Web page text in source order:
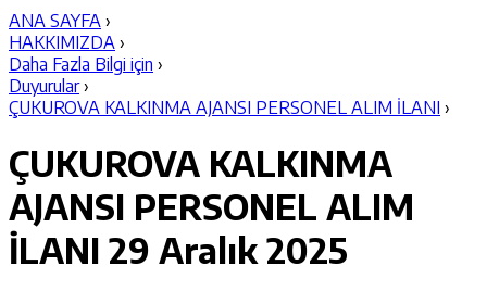
ANA SAYFA ›
HAKKIMIZDA ›
Daha Fazla Bilgi için ›
Duyurular ›
ÇUKUROVA KALKINMA AJANSI PERSONEL ALIM İLANI ›
ÇUKUROVA KALKINMA
AJANSI PERSONEL ALIM
İLANI 29 Aralık 2025